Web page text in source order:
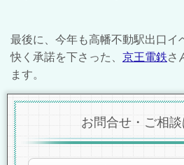
最後に、今年も高幡不動駅出口イ
快く承諾を下さった、 京王電鉄さ
ます。
お問合せ・ご相